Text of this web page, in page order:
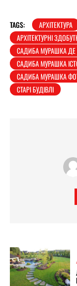
TAGS: АРХІТЕКТУРА
АРХІТЕКТУРНІ
САДИБА МУРАШКА
САДИБА МУРАШКА
САДИБА МУРАШКА
СТАРІ БУДІВЛІ